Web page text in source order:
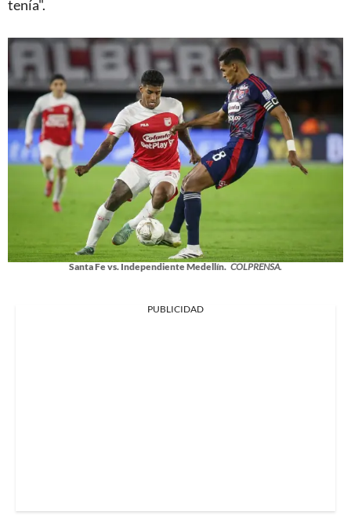
tenía".
Santa Fe vs. Independiente Medellín. COLPRENSA.
PUBLICIDAD